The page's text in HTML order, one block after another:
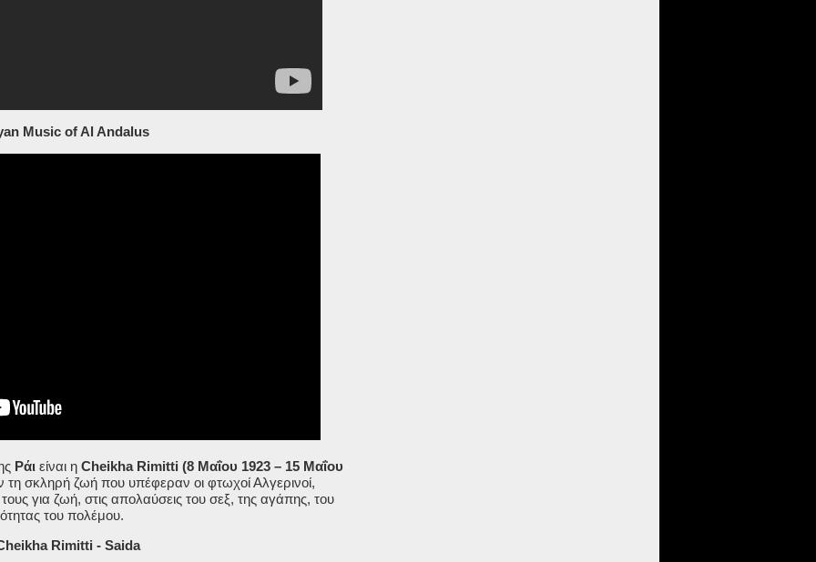
Music of Al Andalus
Ράι είναι η Cheikha Rimitti (8 Μαΐου 1923 – 15 Μαΐου
τη σκληρή ζωή που υπέφεραν οι φτωχοί Αλγερινοί,
για ζωή, στις απολαύσεις του σεξ, της αγάπης, του
του πολέμου.
Rimitti - Saida